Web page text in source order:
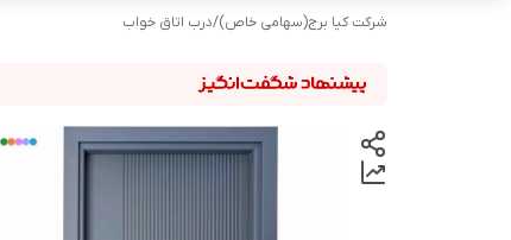
شرکت کیا برج(سهامی خاص)/درب اتاق خواب